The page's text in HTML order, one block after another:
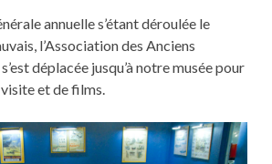
annuelle s’étant déroulée le
l’Association des Anciens
déplacée jusqu’à notre musée pour
et de films.